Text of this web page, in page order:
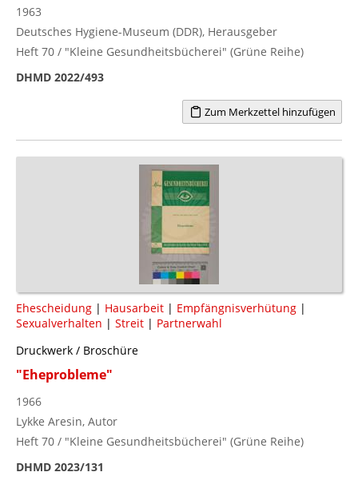
1963
Deutsches Hygiene-Museum (DDR), Herausgeber
Heft 70 / "Kleine Gesundheitsbücherei" (Grüne Reihe)
DHMD 2022/493
Zum Merkzettel hinzufügen
Ehescheidung | Hausarbeit | Empfängnisverhütung |
Sexualverhalten | Streit | Partnerwahl
Druckwerk / Broschüre
"Eheprobleme"
1966
Lykke Aresin, Autor
Heft 70 / "Kleine Gesundheitsbücherei" (Grüne Reihe)
DHMD 2023/131